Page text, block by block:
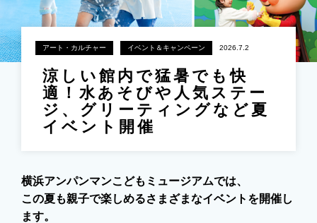
アート・カルチャー イベント＆キャンペーン 2026.7.2
涼しい館内で猛暑でも快
適！水あそびや人気ステー
ジ、グリーティングなど夏
イベント開催
横浜アンパンマンこどもミュージアムでは、
この夏も親子で楽しめるさまざまなイベントを開催し
ます。